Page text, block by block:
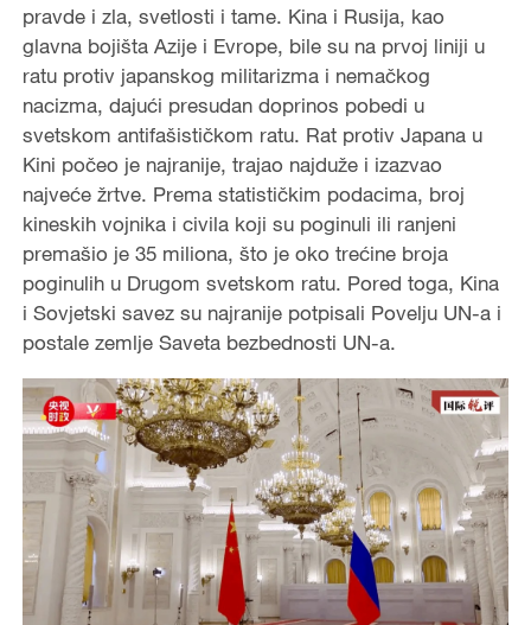
pravde i zla, svetlosti i tame. Kina i Rusija, kao
glavna bojišta Azije i Evrope, bile su na prvoj liniji u
ratu protiv japanskog militarizma i nemačkog
nacizma, dajući presudan doprinos pobedi u
svetskom antifašističkom ratu. Rat protiv Japana u
Kini počeo je najranije, trajao najduže i izazvao
najveće žrtve. Prema statističkim podacima, broj
kineskih vojnika i civila koji su poginuli ili ranjeni
premašio je 35 miliona, što je oko trećine broja
poginulih u Drugom svetskom ratu. Pored toga, Kina
i Sovjetski savez su najranije potpisali Povelju UN-a i
postale zemlje Saveta bezbednosti UN-a.